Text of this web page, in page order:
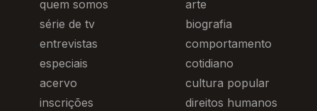
quem somos
série de tv
entrevistas
especiais
acervo
inscrições
arte
biografia
comportamento
cotidiano
cultura popular
direitos humanos